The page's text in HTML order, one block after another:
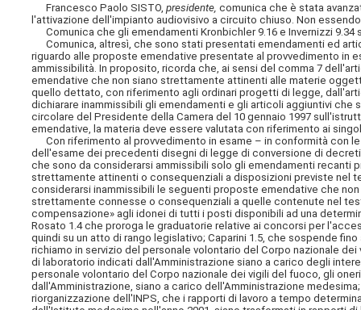
Francesco Paolo SISTO,presidente,comunica che è stata
l'attivazione dell'impianto audiovisivo a circuito chiuso. Non
Comunica che gli emendamenti Kronbichler 9.16 e Invernizzi 9.34
Comunica, altresì, che sono stati presentati emendamenti ed
riguardo alle proposteemendative presentate al provvedimento in
ammissibilità. In proposito, ricorda che, ai sensi del comma 7
emendative che non siano strettamente attinenti alle materie
quello dettato, con riferimento agli ordinari progetti di legge,
dichiarare inammissibili gli emendamenti e gli articoli aggiuntivi
circolare del Presidente della Camera del 10 gennaio 1997
emendative, la materia deve essere valutata con riferimento ai
Con riferimento al provvedimento in esame – in conformità con
dell'esame dei precedenti disegni di legge di conversione di
che sono da considerarsi ammissibili solo gli emendamenti recanti
strettamente attinenti o consequenziali a disposizioni previste nel
considerarsi inammissibili le seguenti proposte emendative che
strettamente connesse o consequenziali a quelle contenute nel
compensazione» agli idonei di tutti i posti disponibili ad una
Rosato 1.4 che proroga le graduatorie relative ai concorsi per
quindi su un atto di rango legislativo; Caparini 1.5, che sospende
richiamo in servizio del personale volontario del Corpo nazionale
di laboratorio indicati dall'Amministrazione siano a carico degli
personale volontario del Corpo nazionale dei vigili del fuoco, gli
dall'Amministrazione, siano a carico dell'Amministrazione
riorganizzazione dell'INPS, che i rapporti di lavoro a tempo